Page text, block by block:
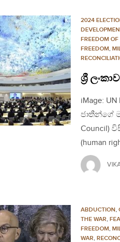
2024
FREEDOM OF
FREEDOM,
ශ්‍රී
iMage:
ජාතීන්ගේ
Council)
(human
ABDUCTION,
THE WAR,
FREEDOM,
WAR,